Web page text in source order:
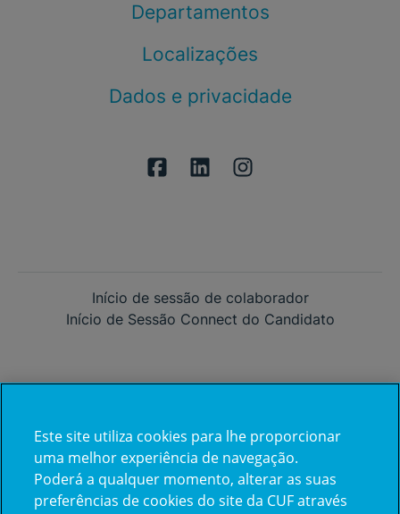
Departamentos
Localizações
Dados e privacidade
Início de sessão de colaborador
Início de Sessão Connect do Candidato
Já trabalha na CUF?
Vamos encontrar juntos o seu
Este site utiliza cookies para lhe proporcionar
uma melhor experiência de navegação.
Poderá a qualquer momento, alterar as suas
preferências de cookies do site da CUF através